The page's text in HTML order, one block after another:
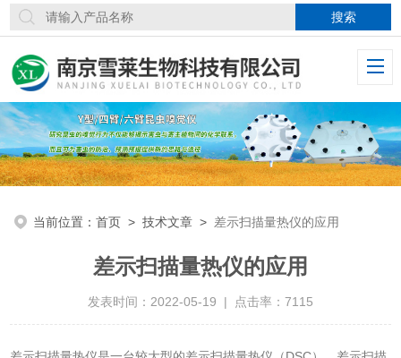
当前位置：首页 >技术文章 > 差示扫描量热仪的应用
差示扫描量热仪的应用
发表时间：2022-05-19 | 点击率：7115